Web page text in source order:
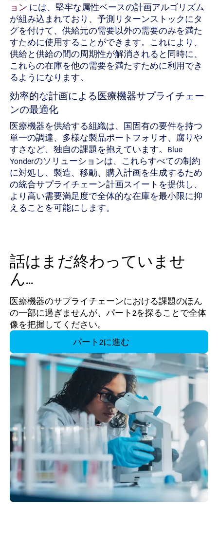
ョン には、堅牢な属性ベースの計画アルゴリズム
が組み込まれており、予測リターンストックにタ
グを付けて、供給元の需要以外の需要のみを満た
すために使用することができます。これにより、
供給と供給の間の周期性が解消されると同時に、
これらの在庫を他の需要を満たすために利用でき
るようになります。
効率的な計画による医療機器サプライチェー
ンの最適化
医療機器を供給する組織は、国固有の要件を持つ
単一の調達、多様な製品ポートフォリオ、腐りや
すさなど、独自の課題を抱えています。Blue
Yonderのソリューションは、これらすべての制約
に対処し、製造、移動、購入計画を生成するため
の統合サプライチェーン計画スイートを提供し、
より高い需要満足度で全体的な在庫を最小限に抑
えることを可能にします。
話はまだ終わっていませ
ん...
医療機器のサプライチェーンにおける課題のほん
の一部に過ぎませんが、パート2を探ることで全体
像を把握してください。
パート2に進む